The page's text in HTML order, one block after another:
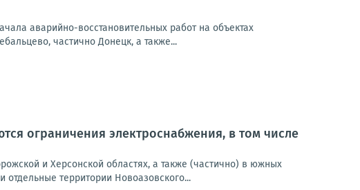
аварийно-восстановительных работ на объектах
частично Донецк, а также...
ограничения электроснабжения, в том числе
и Херсонской областях, а также (частично) в южных
территории Новоазовского...